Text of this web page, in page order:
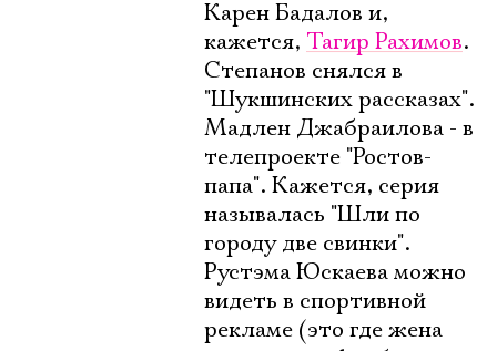
Карен Бадалов и,
кажется, Тагир Рахимов.
Степанов снялся в
"Шукшинских рассказах".
Мадлен Джабраилова - в
телепроекте "Ростов-
папа". Кажется, серия
называлась "Шли по
городу две свинки".
Рустэма Юскаева можно
видеть в спортивной
рекламе (это где жена